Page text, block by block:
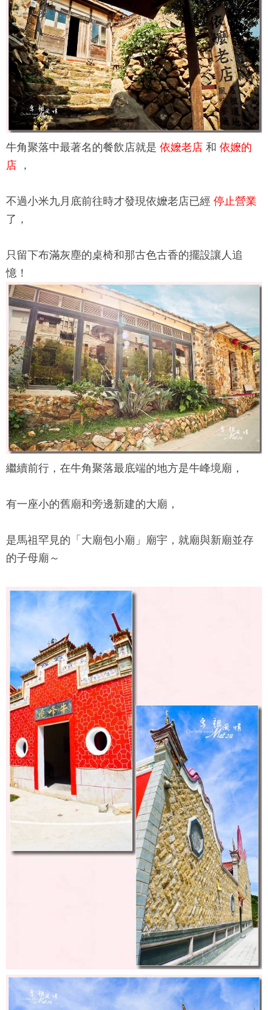
牛角聚落中最著名的餐飲店就是 依嬤老店 和 依嬤的
店 ，
不過小米九月底前往時才發現依嬤老店已經 停止營業
了，
只留下布滿灰塵的桌椅和那古色古香的擺設讓人追
憶！
繼續前行，在牛角聚落最底端的地方是牛峰境廟，
有一座小的舊廟和旁邊新建的大廟，
是馬祖罕見的「大廟包小廟」廟宇，就廟與新廟並存
的子母廟～